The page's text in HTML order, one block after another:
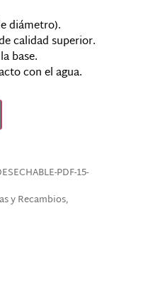
diámetro).
calidad superior.
base.
con el agua.
PDF-15-
y Recambios,